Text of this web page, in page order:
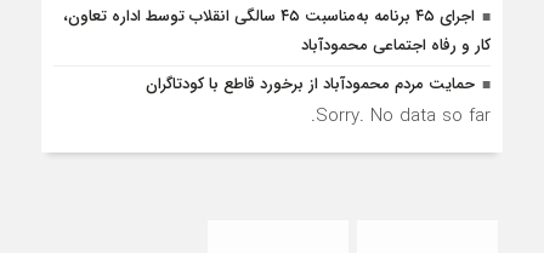
اجرای ۴۵ برنامه به‌مناسبت ۴۵ سالگی انقلاب توسط اداره تعاون،
کار و رفاه اجتماعی محمودآباد
حمایت مردم محمودآباد از برخورد قاطع با کودتاگران
Sorry. No data so far.